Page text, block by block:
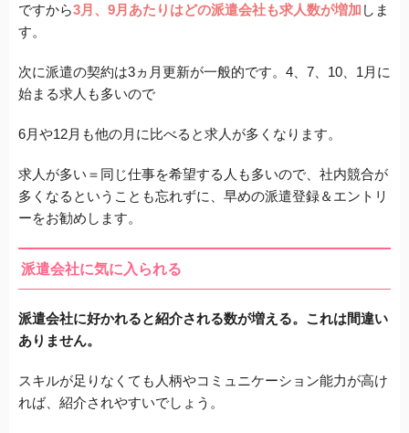
ですから3月、9月あたりはどの派遣会社も求人数が増加 しま
す。
次に派遣の契約は3ヵ月更新が一般的です。 4、7、10、1月に
始まる求人も多いので
6月や12月も他の月に比べると求人が多くなります。
求人が多い＝同じ仕事を希望する人も多いので、 社内競合が
多くなるということも忘れずに、 早めの派遣登録＆エントリ
ーをお勧めします。
派遣会社に気に入られる
派遣会社に好かれると紹介される数が増える。 これは間違い
ありません。
スキルが足りなくても人柄やコミュニケーション能力が高け
れば、 紹介されやすいでしょう。